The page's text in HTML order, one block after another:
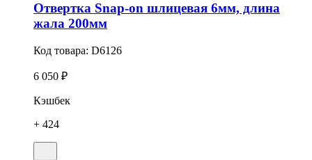
Отвеpтка Snap-on шлицевая 6мм, длина
жала 200мм
Код товара: D6126
6 050 ₽
Кэшбек
+ 424